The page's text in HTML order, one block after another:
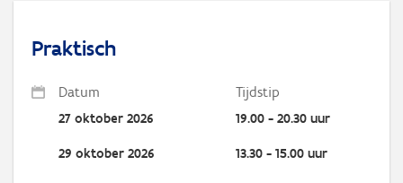
Praktisch
Datum Tijdstip
27 oktober 2026 19.00 - 20.30 uur
29 oktober 2026 13.30 - 15.00 uur